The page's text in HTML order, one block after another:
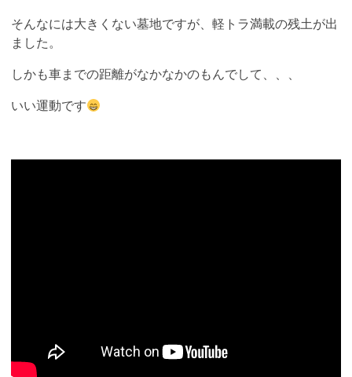
そんなには大きくない墓地ですが、軽トラ満載の残土が出
ました。
しかも車までの距離がなかなかのもんでして、、、
いい運動です